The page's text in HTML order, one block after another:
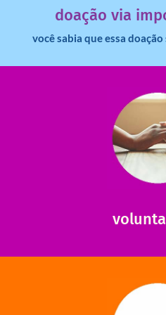
doação via
você sabia que essa
ajudar com certos assuntos.
saiba como
saiba